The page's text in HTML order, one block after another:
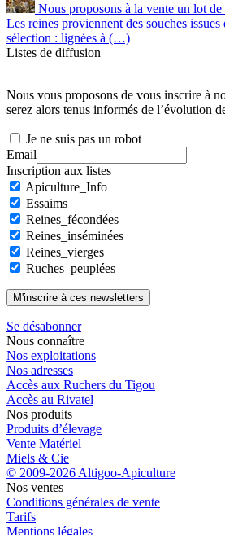
Nous proposons à la vente un lot de
Les reines proviennent des souches
sélection : lignées à (…)
Listes de diffusion
Nous vous proposons de vous inscrire à
serez alors tenus informés de l’évolution
Je ne suis pas un robot
Email
Inscription aux listes
Apiculture_Info
Essaims
Reines_fécondées
Reines_inséminées
Reines_vierges
Ruches_peuplées
Se désabonner
Nous connaître
Nos exploitations
Nos adresses
Accès aux Ruchers du Tigou
Accès au Rivatel
Nos produits
Produits d’élevage
Vente Matériel
Miels & Cie
© 2009-2026 Altigoo-Apiculture
Nos ventes
Conditions générales de vente
Tarifs
Mentions légales